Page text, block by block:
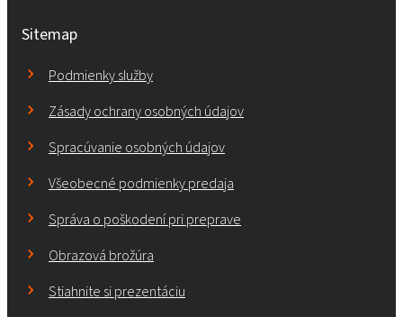
Sitemap
Podmienky služby
Zásady ochrany osobných údajov
Spracúvanie osobných údajov
Všeobecné podmienky predaja
Správa o poškodení pri preprave
Obrazová brožúra
Stiahnite si prezentáciu